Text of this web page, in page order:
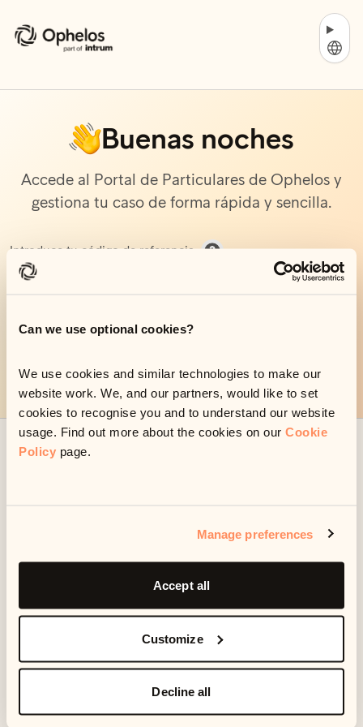
Can we use optional cookies?
We use cookies and similar technologies to make our
website work. We, and our partners, would like to set
cookies to recognise you and to understand our website
usage. Find out more about the cookies on our Cookie
Policy page.
Manage preferences
Accept all
Customize
Decline all
Buenas noches
Accede al Portal de Particulares de Ophelos y
gestiona tu caso de forma rápida y sencilla.
Introduce tu código de referencia Cómo encontrar tu código
¿Ya has establecido un pago o plan con nosotros?
Necesito ayuda
¿Quiénes somos y por qué nos ponemos en
contacto contigo?